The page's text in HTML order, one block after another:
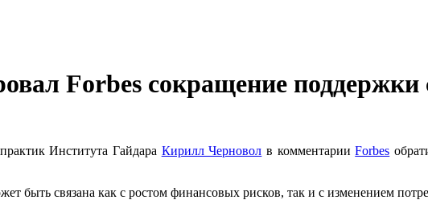
Forbes сокращение поддержки
Института Гайдара Кирилл Черновол в комментарииForbes
быть связана как с ростом финансовых рисков, так и с изменением